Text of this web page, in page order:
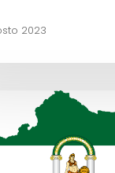
2023